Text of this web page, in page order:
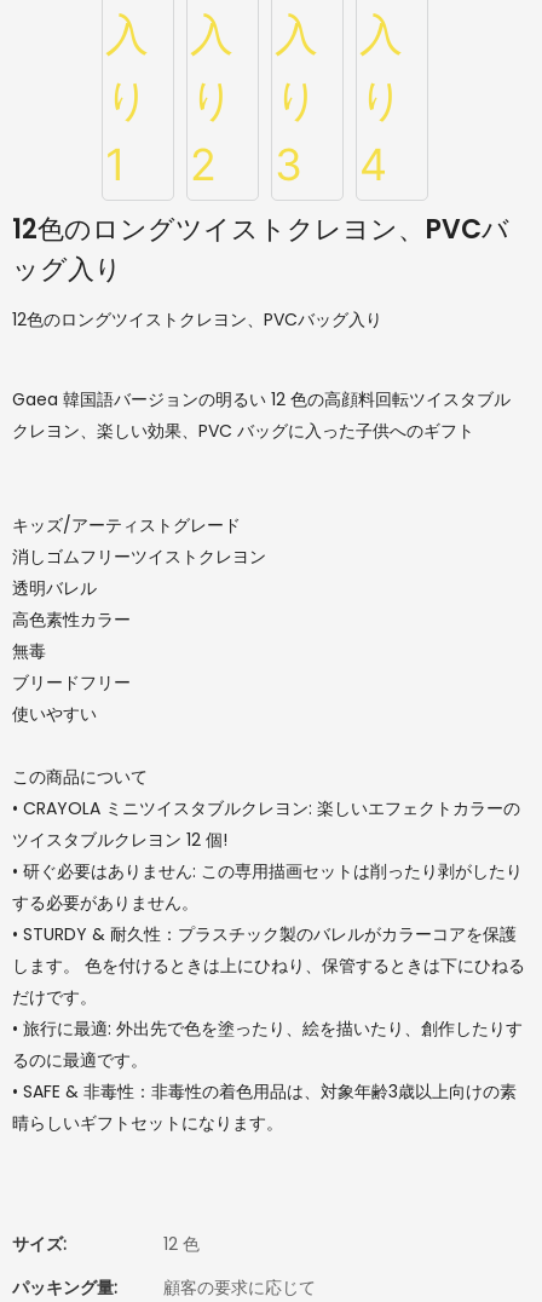
12色のロングツイストクレヨン、PVCバ
ッグ入り
12色のロングツイストクレヨン、PVCバッグ入り
Gaea 韓国語バージョンの明るい 12 色の高顔料回転ツイスタブル
クレヨン、楽しい効果、PVC バッグに入った子供へのギフト
キッズ/アーティストグレード
消しゴムフリーツイストクレヨン
透明バレル
高色素性カラー
無毒
ブリードフリー
使いやすい
この商品について
• CRAYOLA ミニツイスタブルクレヨン: 楽しいエフェクトカラーの
ツイスタブルクレヨン 12 個!
• 研ぐ必要はありません: この専用描画セットは削ったり剥がしたり
する必要がありません。
• STURDY & 耐久性：プラスチック製のバレルがカラーコアを保護
します。 色を付けるときは上にひねり、保管するときは下にひねる
だけです。
• 旅行に最適: 外出先で色を塗ったり、絵を描いたり、創作したりす
るのに最適です。
• SAFE & 非毒性：非毒性の着色用品は、対象年齢3歳以上向けの素
晴らしいギフトセットになります。
サイズ:
12 色
パッキング量:
顧客の要求に応じて